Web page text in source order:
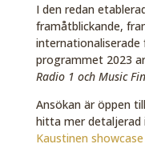
I den redan
framåtblickande,
internationaliserade
programmet 2023
Radio 1 och Music
Ansökan är öppen
hitta mer
Kaustinen